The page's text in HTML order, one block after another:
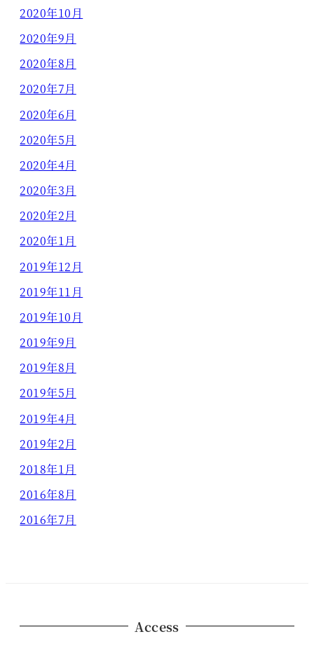
2020年10月
2020年9月
2020年8月
2020年7月
2020年6月
2020年5月
2020年4月
2020年3月
2020年2月
2020年1月
2019年12月
2019年11月
2019年10月
2019年9月
2019年8月
2019年5月
2019年4月
2019年2月
2018年1月
2016年8月
2016年7月
Access